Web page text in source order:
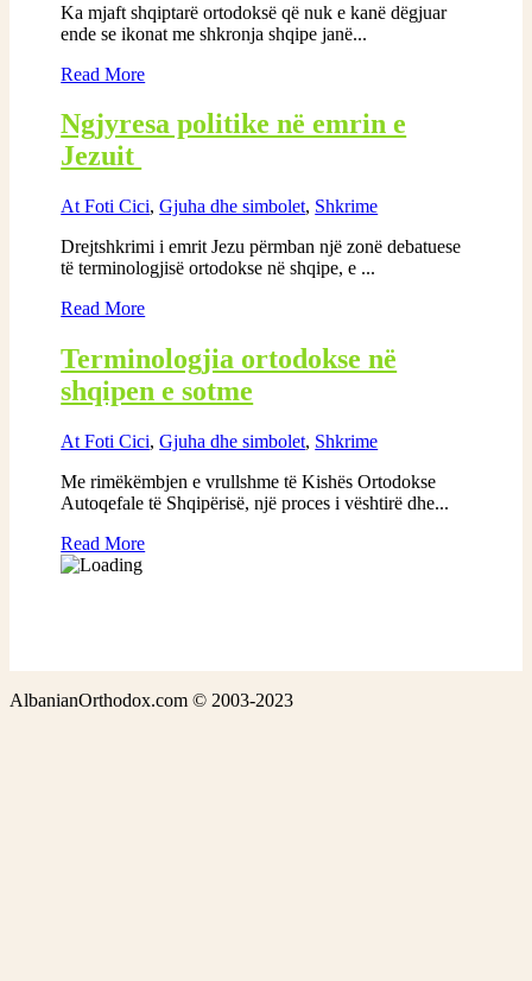
Ka mjaft shqiptarë ortodoksë që nuk e kanë dëgjuar
ende se ikonat me shkronja shqipe janë...
Read More
Ngjyresa politike në emrin e
Jezuit
At Foti Cici,Gjuha dhe simbolet, Shkrime
Drejtshkrimi i emrit Jezu përmban një zonë debatuese
të terminologjisë ortodokse në shqipe, e ...
Read More
Terminologjia ortodokse në
shqipen e sotme
At Foti Cici,Gjuha dhe simbolet, Shkrime
Me rimëkëmbjen e vrullshme të Kishës Ortodokse
Autoqefale të Shqipërisë, një proces i vështirë dhe...
Read More
AlbanianOrthodox.com © 2003-2023